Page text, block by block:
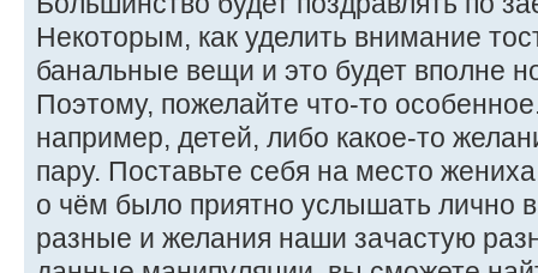
Некоторым, как уделить внимание
банальные вещи и это будет вполне
Поэтому, пожелайте что-то
например, детей, либо какое-то
пару. Поставьте себя на место
о чём было приятно услышать лично
разные и желания наши зачастую